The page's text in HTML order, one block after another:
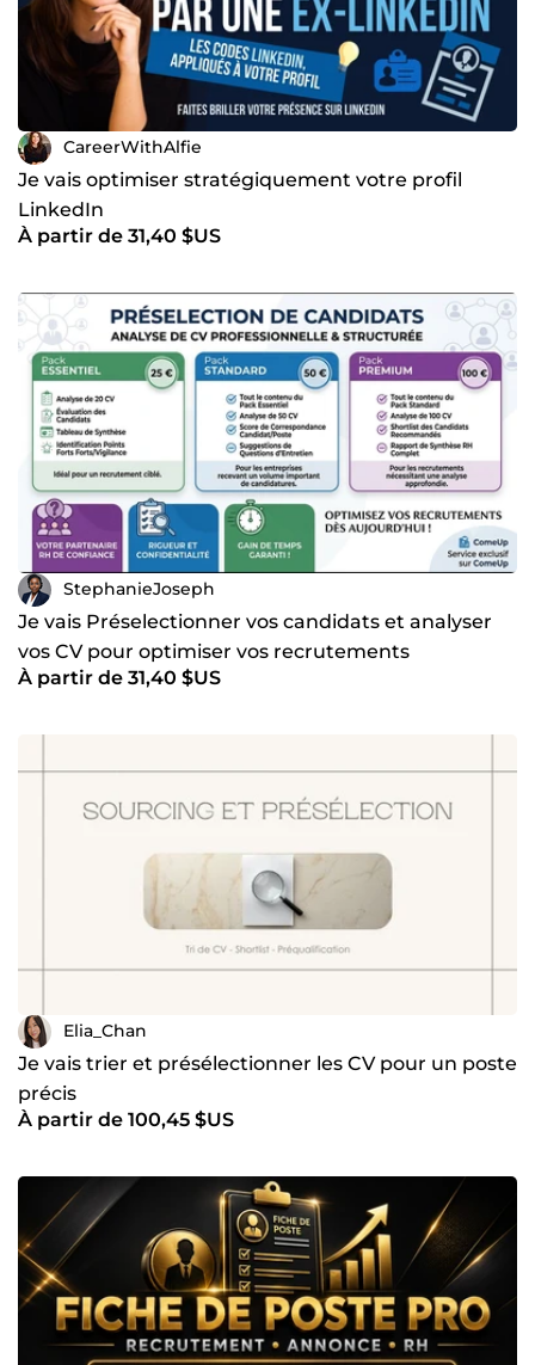
CareerWithAlfie
Je vais optimiser stratégiquement votre profil
LinkedIn
À partir de 31,40 $US
StephanieJoseph
Je vais Préselectionner vos candidats et analyser
vos CV pour optimiser vos recrutements
À partir de 31,40 $US
Elia_Chan
Je vais trier et présélectionner les CV pour un poste
précis
À partir de 100,45 $US